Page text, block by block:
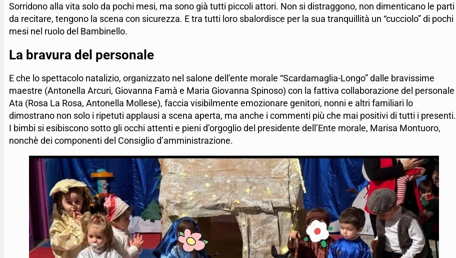
Sorridono alla vita solo da pochi mesi, ma sono già tutti piccoli attori. Non si distraggono, non dimenticano le parti
da recitare, tengono la scena con sicurezza. E tra tutti loro sbalordisce per la sua tranquillità un “cucciolo” di pochi
mesi nel ruolo del Bambinello.
La bravura del personale
E che lo spettacolo natalizio, organizzato nel salone dell’ente morale “Scardamaglia-Longo” dalle bravissime
maestre (Antonella Arcuri, Giovanna Famà e Maria Giovanna Spinoso) con la fattiva collaborazione del personale
Ata (Rosa La Rosa, Antonella Mollese), faccia visibilmente emozionare genitori, nonni e altri familiari lo
dimostrano non solo i ripetuti applausi a scena aperta, ma anche i commenti più che mai positivi di tutti i presenti.
I bimbi si esibiscono sotto gli occhi attenti e pieni d’orgoglio del presidente dell’Ente morale, Marisa Montuoro,
nonchè dei componenti del Consiglio d’amministrazione.